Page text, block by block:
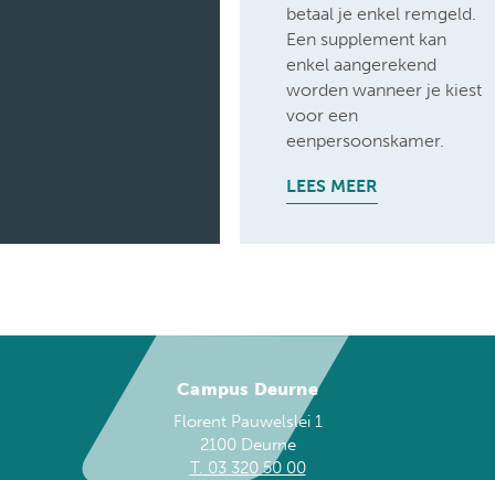
betaal je enkel remgeld.
Een supplement kan
enkel aangerekend
worden wanneer je kiest
voor een
eenpersoonskamer.
LEES MEER
Campus Deurne
Florent Pauwelslei 1
2100 Deurne
T. 03 320 50 00